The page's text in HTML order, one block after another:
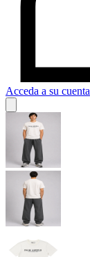
Acceda a su cuenta